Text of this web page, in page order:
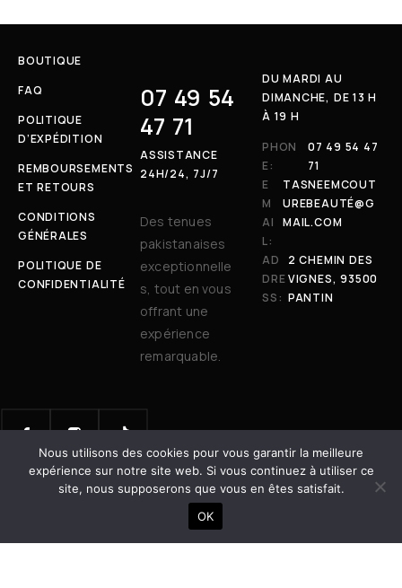
AJOUTER AU PANIER
BOUTIQUE
FAQ
POLITIQUE
D’EXPÉDITION
REMBOURSEMENTS
ET RETOURS
CONDITIONS
GÉNÉRALES
POLITIQUE DE
CONFIDENTIALITÉ
07 49 54
47 71
ASSISTANCE
24H/24, 7J/7
Des tenues
pakistanaises
exceptionnelle
s, tout en vous
offrant une
expérience
remarquable.
DU MARDI AU
DIMANCHE, DE 13 H
À 19 H
PHON
E:
07 49 54 47
71
E
M
AI
L:
TASNEEMCOUT
UREBEAUTÉ@G
MAIL.COM
AD
DRE
SS:
2 CHEMIN DES
VIGNES, 93500
PANTIN
© 2025 Tasneem Couture & Beauté. Tous droits réservés. | Site
développé avec
parDot Vertex
Nous utilisons des cookies pour vous garantir la meilleure
expérience sur notre site web. Si vous continuez à utiliser ce
site, nous supposerons que vous en êtes satisfait.
OK